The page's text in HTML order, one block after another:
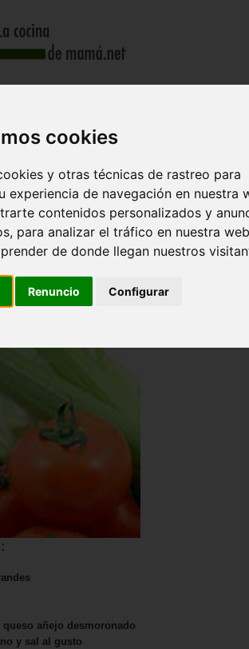
cookies
y otras técnicas de rastreo para
experiencia de navegación en nuestra
contenidos personalizados y
para analizar el tráfico en nuestra
de donde llegan nuestros
Renuncio Configurar
cebolla
gustan a muchos y otros mucho no.
despues del remojo no pican.
queso añejo desmoronado
y sal al gusto